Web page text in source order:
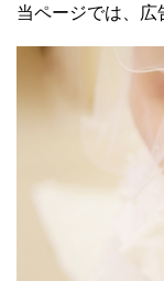
当ページでは、広